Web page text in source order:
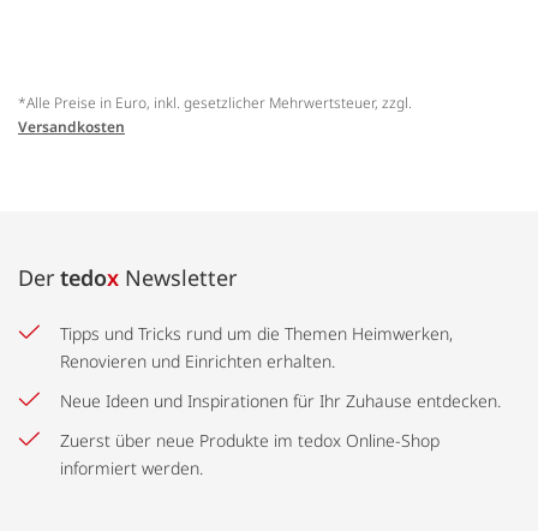
*Alle Preise in Euro, inkl. gesetzlicher Mehrwertsteuer, zzgl.
Versandkosten
Der tedox Newsletter
Tipps und Tricks rund um die Themen Heimwerken,
Renovieren und Einrichten erhalten.
Neue Ideen und Inspirationen für Ihr Zuhause entdecken.
Zuerst über neue Produkte im tedox Online-Shop
informiert werden.